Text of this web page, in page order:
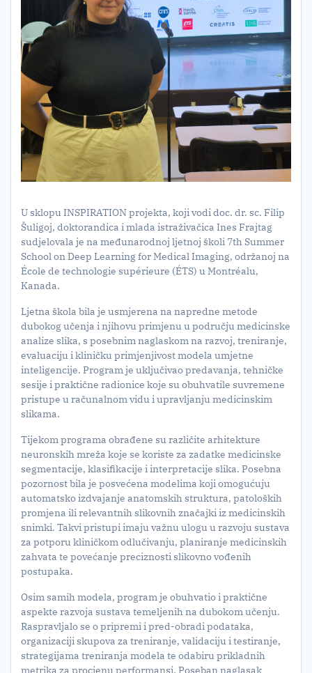
U sklopu INSPIRATION projekta, koji vodi doc. dr. sc. Filip
Šuligoj, doktorandica i mlada istraživačica Ines Frajtag
sudjelovala je na međunarodnoj ljetnoj školi 7th Summer
School on Deep Learning for Medical Imaging, održanoj na
École de technologie supérieure (ÉTS) u Montréalu,
Kanada.
Ljetna škola bila je usmjerena na napredne metode
dubokog učenja i njihovu primjenu u području medicinske
analize slika, s posebnim naglaskom na razvoj, treniranje,
evaluaciju i kliničku primjenjivost modela umjetne
inteligencije. Program je uključivao predavanja, tehničke
sesije i praktične radionice koje su obuhvatile suvremene
pristupe u računalnom vidu i upravljanju medicinskim
slikama.
Tijekom programa obrađene su različite arhitekture
neuronskih mreža koje se koriste za zadatke medicinske
segmentacije, klasifikacije i interpretacije slika. Posebna
pozornost bila je posvećena modelima koji omogućuju
automatsko izdvajanje anatomskih struktura, patoloških
promjena ili relevantnih slikovnih značajki iz medicinskih
snimki. Takvi pristupi imaju važnu ulogu u razvoju sustava
za potporu kliničkom odlučivanju, planiranje medicinskih
zahvata te povećanje preciznosti slikovno vođenih
postupaka.
Osim samih modela, program je obuhvatio i praktične
aspekte razvoja sustava temeljenih na dubokom učenju.
Raspravljalo se o pripremi i pred-obradi podataka,
organizaciji skupova za treniranje, validaciju i testiranje,
strategijama treniranja modela te odabiru prikladnih